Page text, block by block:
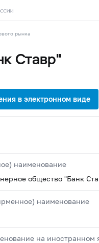
рынка
Ставр"
наименование
общество "Банк
наименование
на иностранном